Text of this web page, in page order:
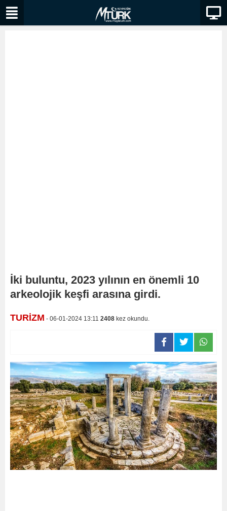
İki buluntu, 2023 yılının en önemli 10
arkeolojik keşfi arasına girdi.
TURİZM - 06-01-2024 13:11 2408 kez okundu.